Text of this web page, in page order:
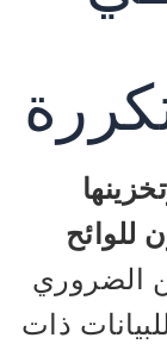
للوائح
الضروري
ذات